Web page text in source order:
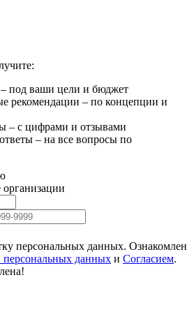
под ваши цели и бюджет
рекомендации – по концепции и
– с цифрами и отзывами
– на все вопросы по
персональных данных. Ознакомлен
данных и Согласием.